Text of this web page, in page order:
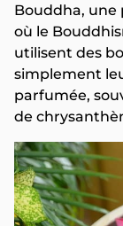
Bouddha, une
où le
utilisent des
simplement
parfumée,
de